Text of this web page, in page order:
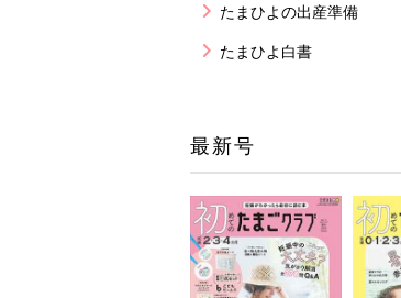
たまひよの出産準備
たまひよ白書
最新号